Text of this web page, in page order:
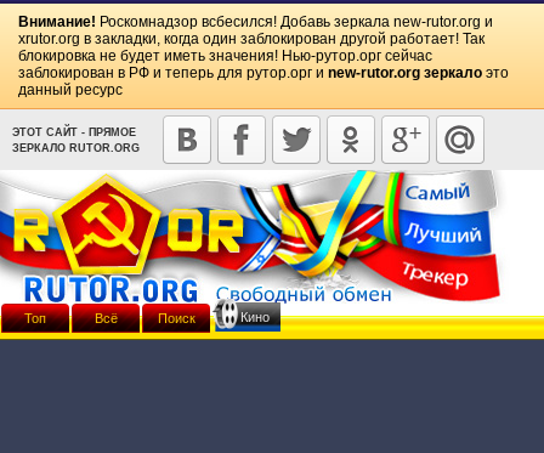
Внимание! Роскомнадзор всбесился! Добавь зеркала new-rutor.org и
xrutor.org в закладки, когда один заблокирован другой работает! Так
блокировка не будет иметь значения! Нью-рутор.орг сейчас
заблокирован в РФ и теперь для рутор.орг и new-rutor.org зеркало это
данный ресурс
ЭТОТ САЙТ - ПРЯМОЕ
ЗЕРКАЛО RUTOR.ORG